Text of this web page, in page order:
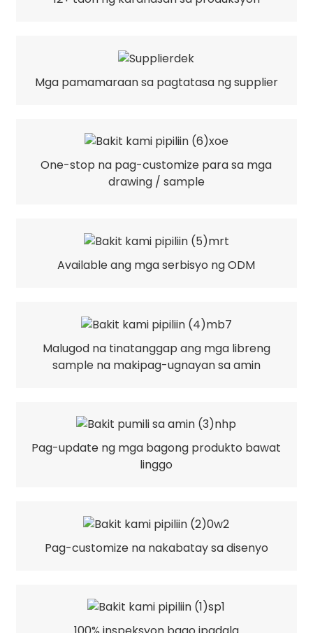
Mga pamamaraan sa pagtatasa ng supplier
One-stop na pag-customize para sa mga
drawing / sample
Available ang mga serbisyo ng ODM
Malugod na tinatanggap ang mga libreng
sample na makipag-ugnayan sa amin
Pag-update ng mga bagong produkto bawat
linggo
Pag-customize na nakabatay sa disenyo